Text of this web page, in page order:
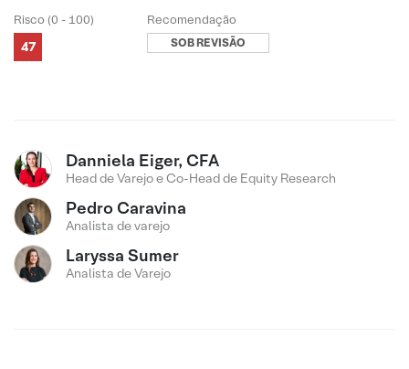
Risco (0 - 100)
47
Recomendação
SOB REVISÃO
Danniela Eiger, CFA
Head de Varejo e Co-Head de Equity Research
Pedro Caravina
Analista de varejo
Laryssa Sumer
Analista de Varejo